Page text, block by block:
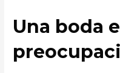
Una boda